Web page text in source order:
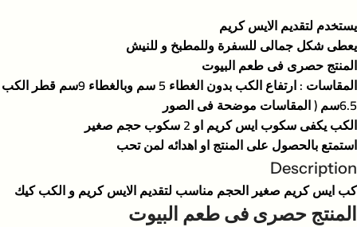
يستخدم لتقديم الايس كريم
يعطى شكل جمالى للسفرة وللمطبخ و للنيش
المنتج حصرى فى طعم البيوت
المقاسات : ارتفاع الكب بدون الغطاء 5 سم وبالغطاء 9سم قطر الكب
6.5سم ( المقاسات موضحة فى الصور
الكب يكفى سكوب ايس كريم او 2 سكوب حجم صغير
استمتع بالحصول على المنتج او اهدائه لمن تحب
Description
كب ايس كريم صغير الحجم مناسب لتقديم الايس كريم و الكب كيك
المنتج حصرى فى طعم البيوت